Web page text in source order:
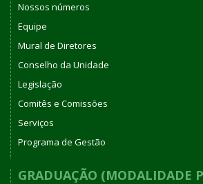
Nossos números
Equipe
Mural de Diretores
Conselho da Unidade
Legislação
Comitês e Comissões
Serviços
Programa de Gestão
GRADUAÇÃO (MODALIDADE